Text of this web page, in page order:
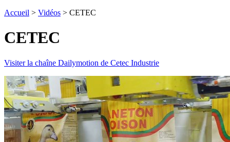
Accueil > Vidéos > CETEC
CETEC
Visiter la chaîne Dailymotion de Cetec Industrie